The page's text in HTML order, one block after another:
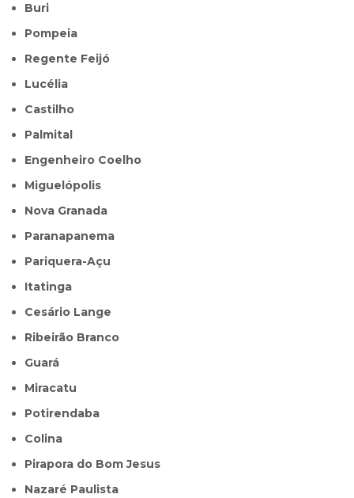
Buri
Pompeia
Regente Feijó
Lucélia
Castilho
Palmital
Engenheiro Coelho
Miguelópolis
Nova Granada
Paranapanema
Pariquera-Açu
Itatinga
Cesário Lange
Ribeirão Branco
Guará
Miracatu
Potirendaba
Colina
Pirapora do Bom Jesus
Nazaré Paulista